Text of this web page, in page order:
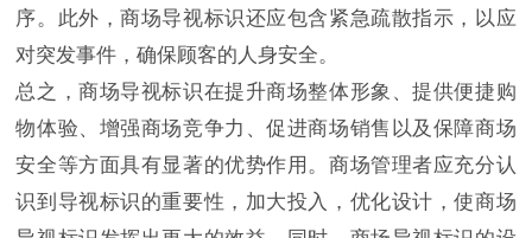
序。此外，商场导视标识还应包含紧急疏散指示，以应
对突发事件，确保顾客的人身安全。
总之，商场导视标识在提升商场整体形象、提供便捷购
物体验、增强商场竞争力、促进商场销售以及保障商场
安全等方面具有显著的优势作用。商场管理者应充分认
识到导视标识的重要性，加大投入，优化设计，使商场